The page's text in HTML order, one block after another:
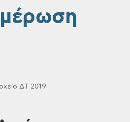
ΔΤ 2019